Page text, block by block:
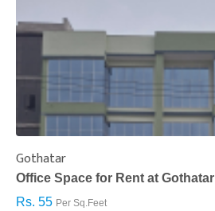
Gothatar
Office Space for Rent at Gothatar
Rs. 55 Per Sq.Feet